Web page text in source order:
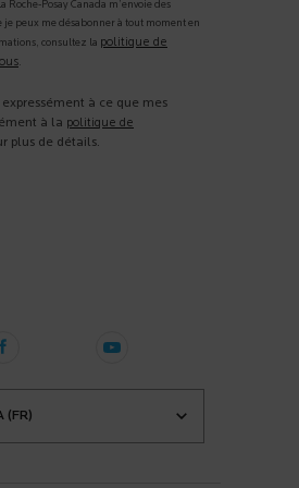
Roche-Posay Canada m’envoie des
je peux me désabonner à tout moment en
consultez la politique de
.
à ce que mes
à la politique de
plus de détails.
(FR)